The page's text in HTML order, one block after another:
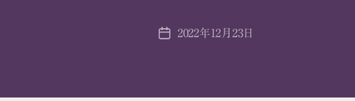
投
2022年12月23日